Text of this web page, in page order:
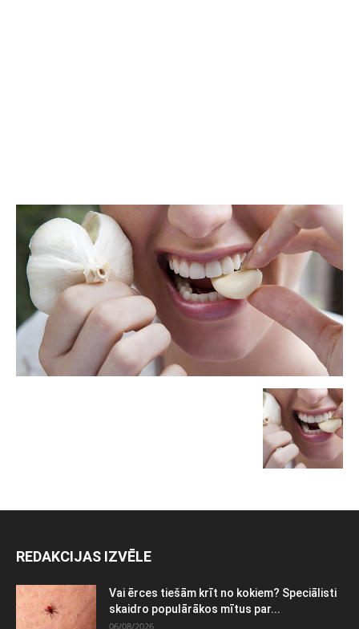
REDAKCIJAS IZVĒLE
Vai ērces tiešām krīt no kokiem? Speciālisti
skaidro populārākos mītus par...
06/08/2026